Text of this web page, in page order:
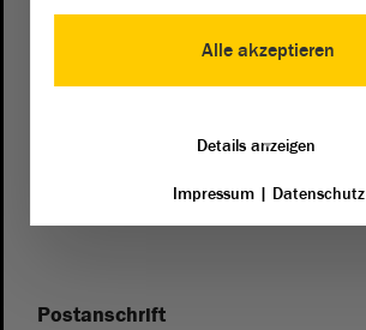
Postanschrift
Alle akzeptieren
Details anzeigen
Impressum| Datenschutz